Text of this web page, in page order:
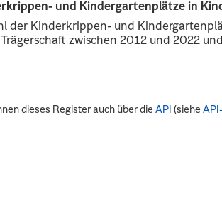
und Kindergartenplätze in
der Kinderkrippen- und
zwischen 2012 und 2022
dieses Register auch über dieAPI (siehe